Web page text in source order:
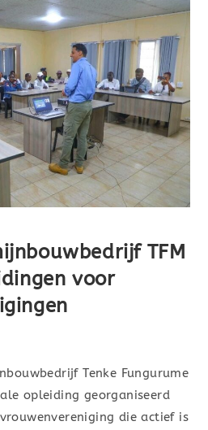
TFM
voor
Tenke Fungurume
opleiding georganiseerd
vrouwenvereniging die actief is